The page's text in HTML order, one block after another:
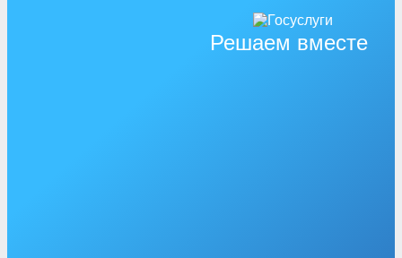
Решаем вместе